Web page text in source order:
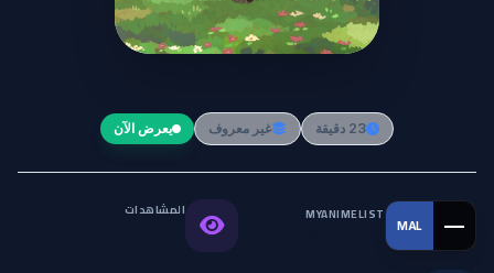
Tenmaku no Jaadugar
23 دقيقة غير معروف يعرض الآن
MAL —
MYANIMELIST المشاهدات